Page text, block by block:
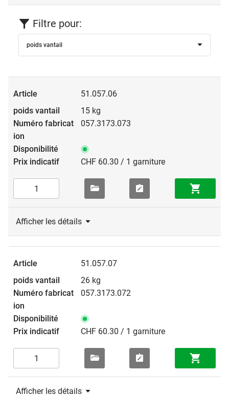
Filtre pour:
poids vantail
51.057.06
15 kg
057.3173.073
CHF 60.30 / 1 garniture
Afficher les détails
51.057.07
26 kg
057.3173.072
CHF 60.30 / 1 garniture
Afficher les détails